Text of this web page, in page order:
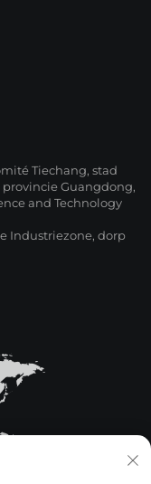
Tiechang, stad
Guangdong,
and Technology
Industriezone, dorp